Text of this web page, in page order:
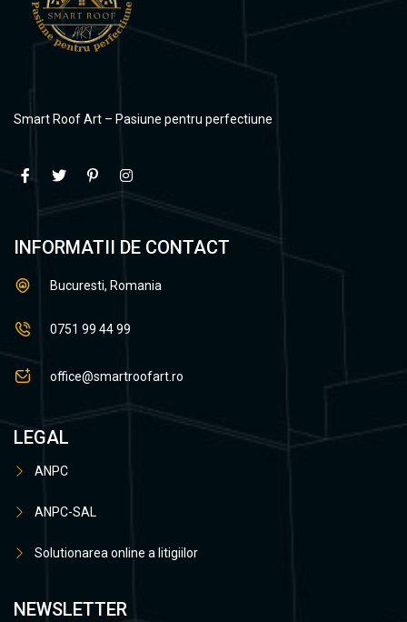
Smart Roof Art – Pasiune pentru perfectiune
INFORMATII DE CONTACT
Bucuresti, Romania
0751 99 44 99
office@smartroofart.ro
LEGAL
ANPC
ANPC-SAL
Solutionarea online a litigiilor
NEWSLETTER